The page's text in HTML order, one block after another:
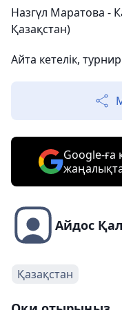
Назгүл Маратова -
Қазақстан)
Айта кетелік,
Google-ға
Айдос
Қазақстан